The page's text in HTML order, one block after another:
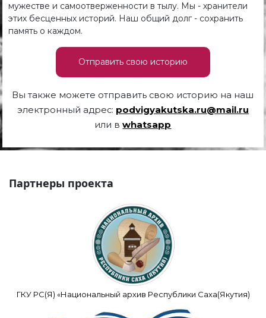
мужестве и самоотверженности в тылу. Мы - хранители
этих бесценных историй. Наш общий долг - сохранить
память о каждом.
Отправить свою историю
Вы также можете отправить свою историю на наш
электронный адрес: podvigyakutska.ru@mail.ru
или вwhatsapp
Партнеры проекта
ГКУ РС(Я) «Национальный архив Республики Саха(Якутия)